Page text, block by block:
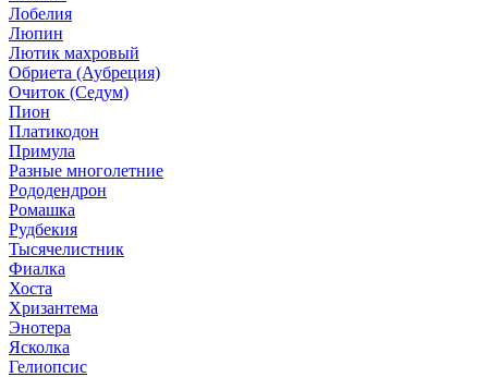
Лобелия
Люпин
Лютик махровый
Обриета (Аубреция)
Очиток (Седум)
Пион
Платикодон
Примула
Разные многолетние
Рододендрон
Ромашка
Рудбекия
Тысячелистник
Фиалка
Хоста
Хризантема
Энотера
Ясколка
Гелиопсис